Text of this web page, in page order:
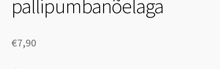
pallipumbanõelaga
€7,90